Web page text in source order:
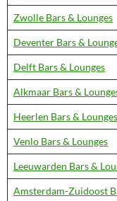
Zwolle Bars & Lounges
Deventer Bars &
Delft Bars & Lounges
Alkmaar Bars &
Heerlen Bars & Lounges
Venlo Bars & Lounges
Leeuwarden Bars &
Amsterdam-Zuidoost